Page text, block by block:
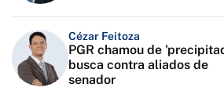
Cézar Feitoza
PGR chamou de
busca contra aliados de
senador